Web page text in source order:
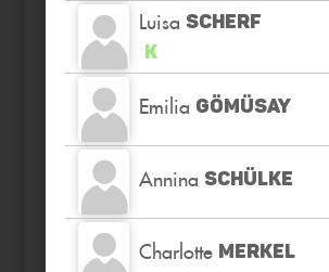
Luisa SCHERF
K
Emilia GÖMÜSAY
Annina SCHÜLKE
Charlotte MERKEL